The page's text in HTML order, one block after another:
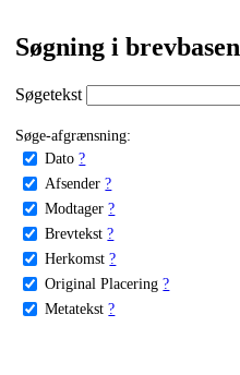
Søgning i brevbasen
Søgetekst
Søge-afgrænsning:
Dato ?
Afsender ?
Modtager ?
Brevtekst ?
Herkomst ?
Original Placering ?
Metatekst ?